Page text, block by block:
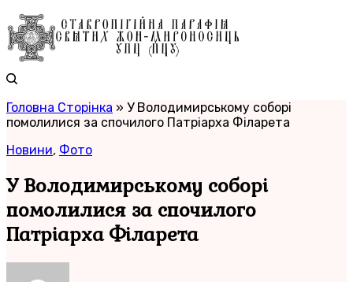
Головна Сторінка » У Володимирському соборі
помолилися за спочилого Патріарха Філарета
Новини, Фото
У Володимирському соборі
помолилися за спочилого
Патріарха Філарета